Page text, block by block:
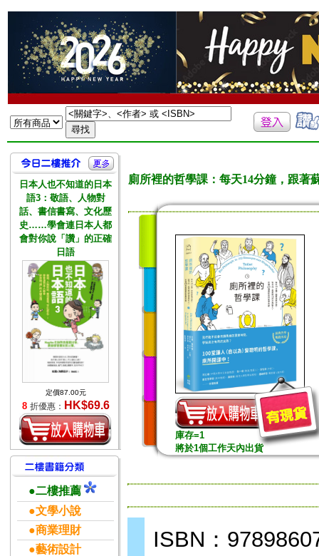
日本人也不知道的日本
語3：敬語、人物對
話、書信書寫、文化歷
史……學會連日本人都
會對你說「讚」的正確
日語
定價87.00元
8 折優惠： HK$69.6
●二樓推薦
●文學小說
●商業理財
●藝術設計
廁所裡的哲學課：每天14分鐘，跟著
庫存=1
將於1個工作天內出貨
ISBN：